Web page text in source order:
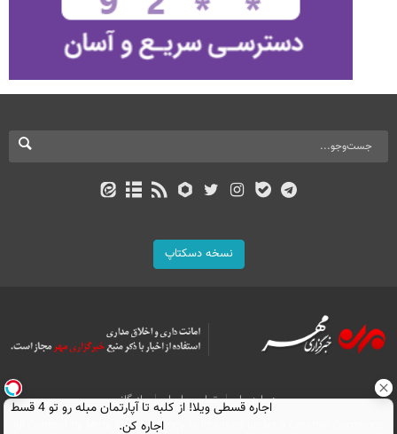
نسخه دسکتاپ
درباره ما تماس با ما
بازرگانی
All Content by Mehr News Agency is licensed under a Creative Commons
اجاره‌ قسطی ویلا! از کلبه تا آپارتمان مبله رو تو 4 قسط
اجاره کن.